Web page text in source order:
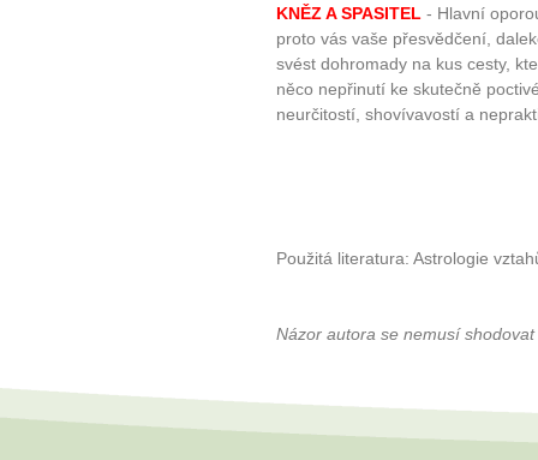
KNĚZ A SPASITEL - Hlavní
proto vás vaše přesvědčení,
svést dohromady na kus cesty,
něco nepřinutí ke skutečně
neurčitostí, shovívavostí a
Použitá literatura: Astrologie
Názor autora se nemusí